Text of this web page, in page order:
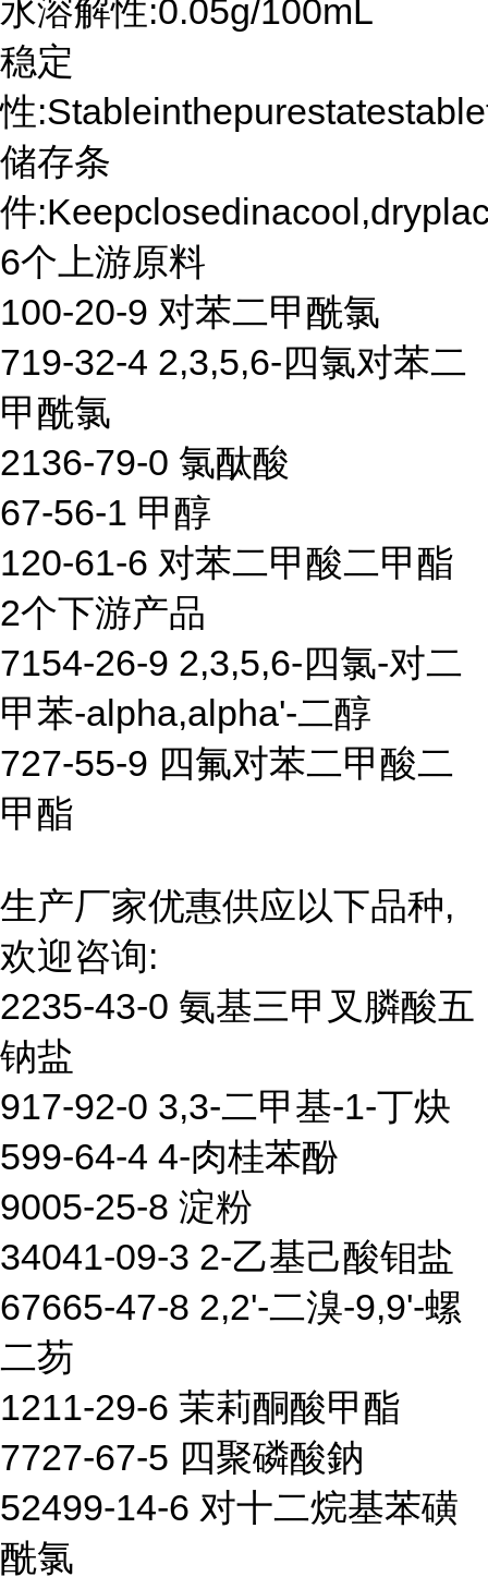
水溶解性:0.05g/100mL
稳定
性
储存条
件
6个上游原料
100-20-9 对苯二甲酰氯
719-32-4 2,3,5,6-四氯对苯二
甲酰氯
2136-79-0 氯酞酸
67-56-1 甲醇
120-61-6 对苯二甲酸二甲酯
2个下游产品
7154-26-9 2,3,5,6-四氯-对二
甲苯-alpha,alpha'-二醇
727-55-9 四氟对苯二甲酸二
甲酯
生产厂家优惠供应以下品种,
欢迎咨询:
2235-43-0 氨基三甲叉膦酸五
钠盐
917-92-0 3,3-二甲基-1-丁炔
599-64-4 4-肉桂苯酚
9005-25-8 淀粉
34041-09-3 2-乙基己酸钼盐
67665-47-8 2,2'-二溴-9,9'-螺
二芴
1211-29-6 茉莉酮酸甲酯
7727-67-5 四聚磷酸鈉
52499-14-6 对十二烷基苯磺
酰氯